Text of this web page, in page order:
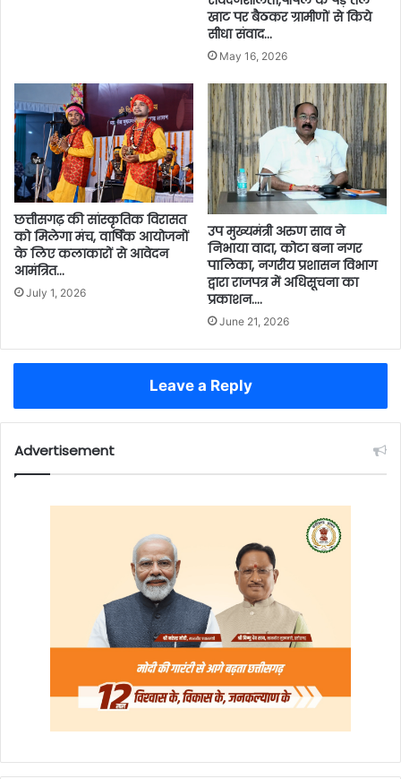
खाट पर बैठकर ग्रामीणों से किये
सीधा संवाद…
May 16, 2026
छत्तीसगढ़ की सांस्कृतिक विरासत
को मिलेगा मंच, वार्षिक आयोजनों
के लिए कलाकारों से आवेदन
आमंत्रित…
July 1, 2026
उप मुख्यमंत्री अरुण साव ने
निभाया वादा, कोटा बना नगर
पालिका, नगरीय प्रशासन विभाग
द्वारा राजपत्र में अधिसूचना का
प्रकाशन….
June 21, 2026
Leave a Reply
Advertisement